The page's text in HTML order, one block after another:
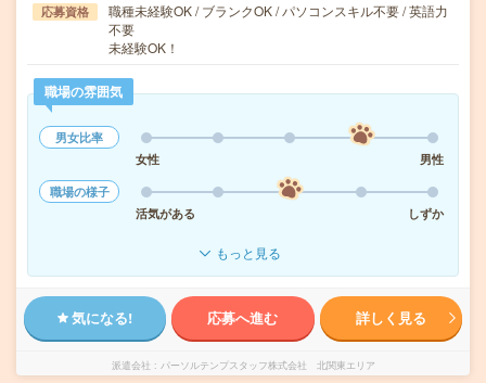
応募資格
職種未経験OK / ブランクOK / パソコンスキル不要 / 英語力
不要
未経験OK！
職場の雰囲気
男女比率
女性
男性
職場の様子
活気がある
しずか
もっと見る
気になる! 応募へ進む 詳しく見る
派遣会社 パーソルテンプスタッフ株式会社 北関東エリア